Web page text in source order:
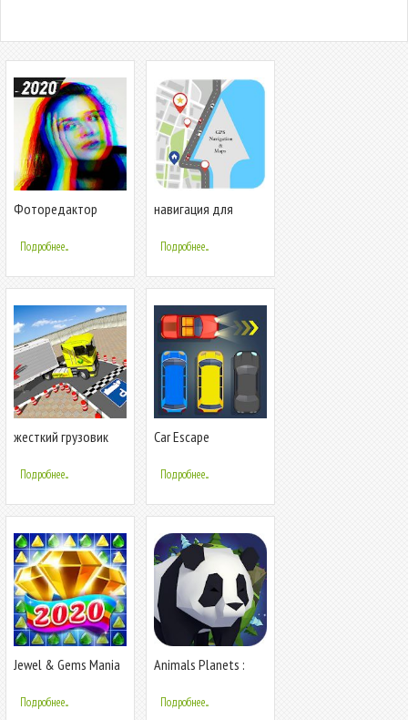
Фоторедактор
Подробнее...
навигация для
русском языке 2019
Подробнее...
жесткий грузовик
грузовик вождение
Подробнее...
Car Escape
Подробнее...
Jewel & Gems Mania
Temple & Jungle
Подробнее...
Animals Planets :
Evolve
Подробнее...